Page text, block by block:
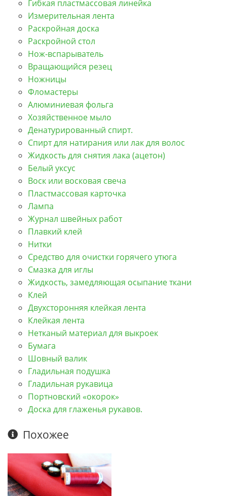
Гибкая пластмассовая линейка
Измерительная лента
Раскройная доска
Раскройной стол
Нож-вспарыватель
Вращающийся резец
Ножницы
Фломастеры
Алюминиевая фольга
Хозяйственное мыло
Денатурированный спирт.
Спирт для натирания или лак для волос
Жидкость для снятия лака (ацетон)
Белый уксус
Воск или восковая свеча
Пластмассовая карточка
Лампа
Журнал швейных работ
Плавкий клей
Нитки
Средство для очистки горячего утюга
Смазка для иглы
Жидкость, замедляющая осыпание ткани
Клей
Двухсторонняя клейкая лента
Клейкая лента
Нетканый материал для выкроек
Бумага
Шовный валик
Гладильная подушка
Гладильная рукавица
Портновский «окорок»
Доска для глаженья рукавов.
Похожее